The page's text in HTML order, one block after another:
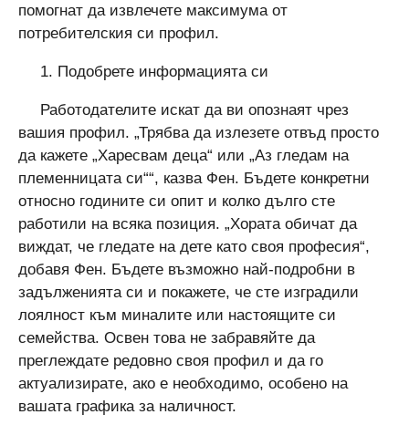
помогнат да извлечете максимума от
потребителския си профил.
1. Подобрете информацията си
Работодателите искат да ви опознаят чрез
вашия профил. „Трябва да излезете отвъд просто
да кажете „Харесвам деца“ или „Аз гледам на
племенницата си““, казва Фен. Бъдете конкретни
относно годините си опит и колко дълго сте
работили на всяка позиция. „Хората обичат да
виждат, че гледате на дете като своя професия“,
добавя Фен. Бъдете възможно най-подробни в
задълженията си и покажете, че сте изградили
лоялност към миналите или настоящите си
семейства. Освен това не забравяйте да
преглеждате редовно своя профил и да го
актуализирате, ако е необходимо, особено на
вашата графика за наличност.